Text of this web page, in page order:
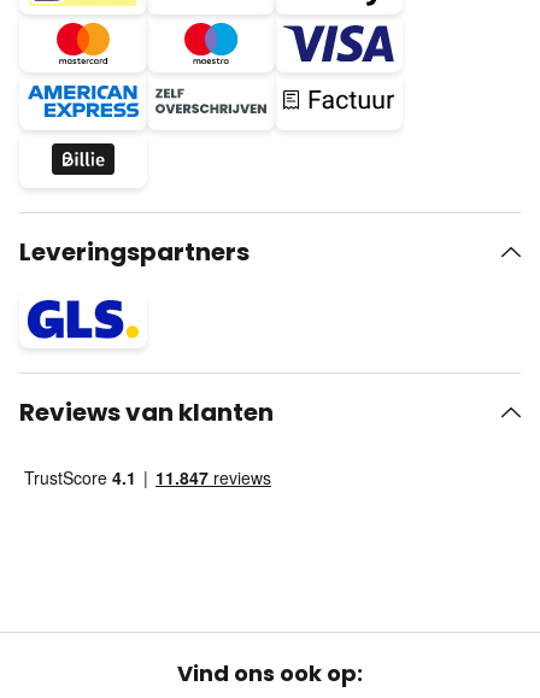
Leveringspartners
Reviews van klanten
Vind ons ook op: